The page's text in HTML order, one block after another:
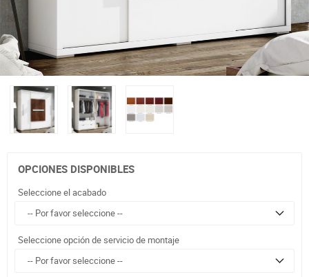
OPCIONES DISPONIBLES
Seleccione el acabado
Seleccione opción de servicio de montaje